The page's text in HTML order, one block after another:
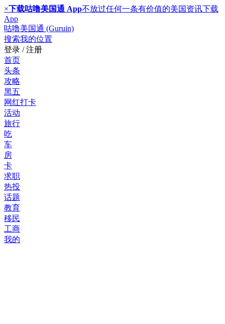
×下载咕噜美国通 App不放过任何一条有价值的美国资讯下载
App
咕噜美国通 (Guruin)
搜索我的位置
登录 / 注册
首页
头条
攻略
黑五
网红打卡
活动
旅行
吃
车
房
卡
求职
热投
话题
教育
移民
工商
我的